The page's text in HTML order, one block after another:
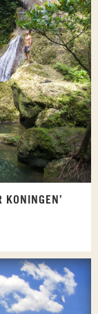
KONINGEN’